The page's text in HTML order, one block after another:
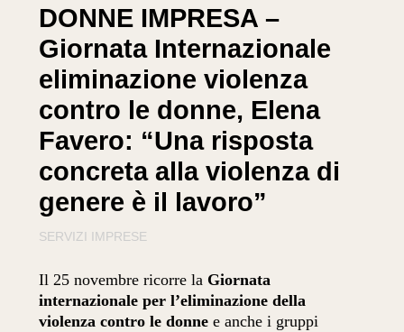
DONNE IMPRESA –
Giornata Internazionale
eliminazione violenza
contro le donne, Elena
Favero: “Una risposta
concreta alla violenza di
genere è il lavoro”
SERVIZI IMPRESE
Il 25 novembre ricorre la Giornata
internazionale per l’eliminazione della
violenza contro le donne e anche i gruppi